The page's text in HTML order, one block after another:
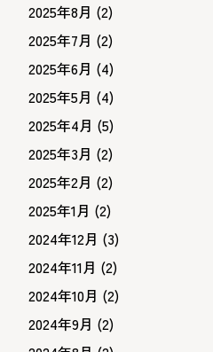
2025年8月 (2)
2025年7月 (2)
2025年6月 (4)
2025年5月 (4)
2025年4月 (5)
2025年3月 (2)
2025年2月 (2)
2025年1月 (2)
2024年12月 (3)
2024年11月 (2)
2024年10月 (2)
2024年9月 (2)